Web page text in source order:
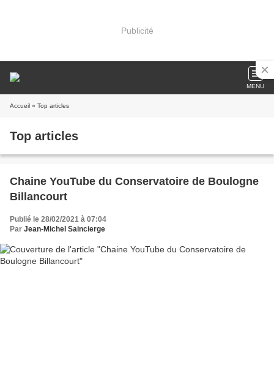
Publicité
MENU
Accueil » Top articles
Top articles
Chaine YouTube du Conservatoire de Boulogne
Billancourt
Publié le 28/02/2021 à 07:04
Par Jean-Michel Saincierge